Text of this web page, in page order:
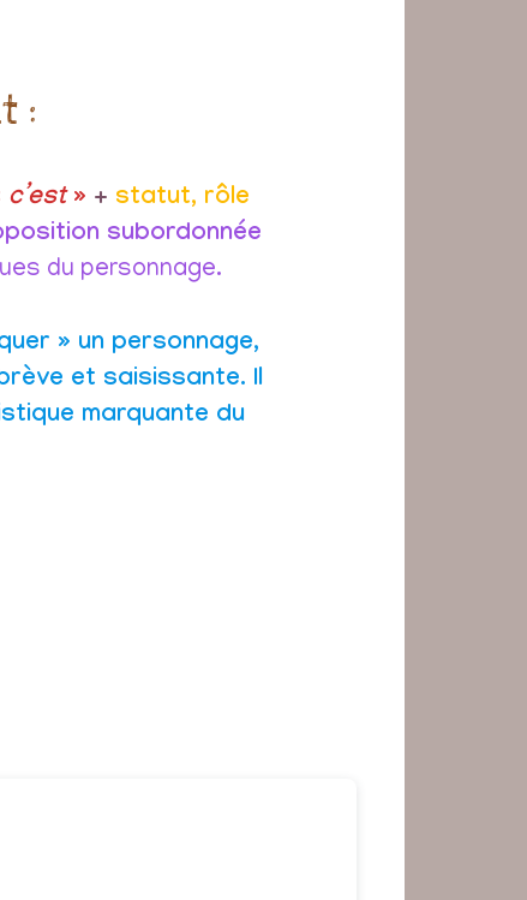
:
c’est » + statut, rôle
subordonnée
du personnage.
» un personnage,
et saisissante. Il
marquante du